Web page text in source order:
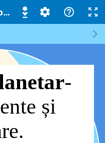
si dinamica
-
și